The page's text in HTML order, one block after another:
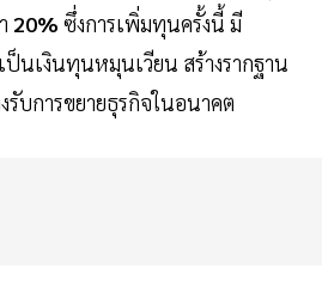
20% ซึ่งการเพิ่มทุนครั้งนี้ มี
นเงินทุนหมุนเวียน สร้างรากฐาน
รับการขยายธุรกิจในอนาคต